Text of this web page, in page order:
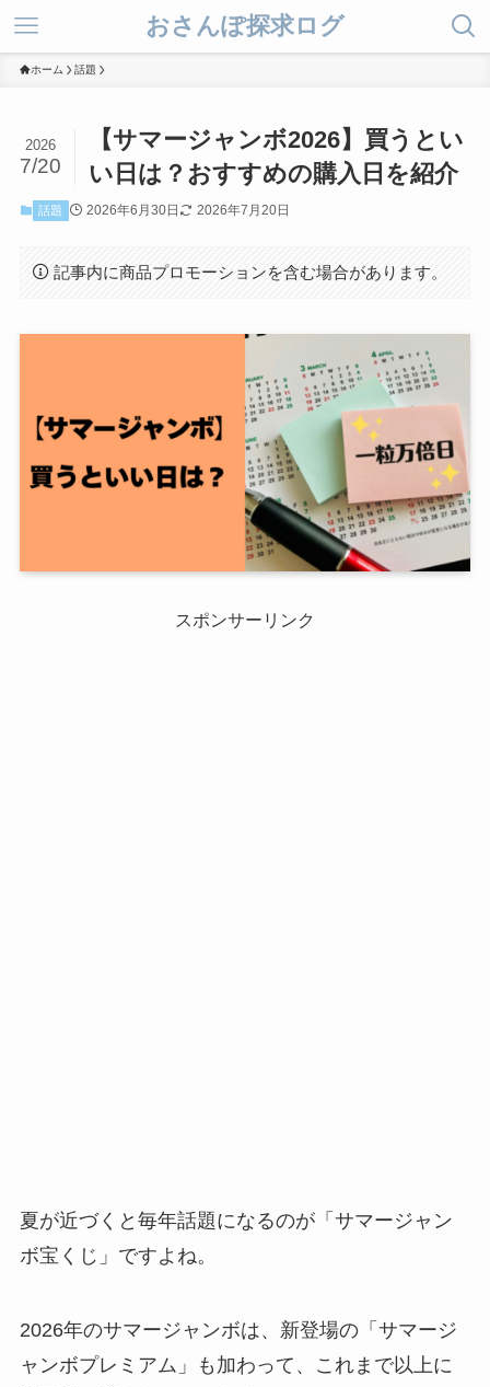
おさんぽ探求ログ
ホーム 話題
【サマージャンボ2026】買うとい
い日は？おすすめの購入日を紹介
2026
7/20
話題 2026年6月30日 2026年7月20日
記事内に商品プロモーションを含む場合があります。
スポンサーリンク
夏が近づくと毎年話題になるのが「サマージャン
ボ宝くじ」ですよね。
2026年のサマージャンボは、新登場の「サマージ
ャンボプレミアム」も加わって、これまで以上に